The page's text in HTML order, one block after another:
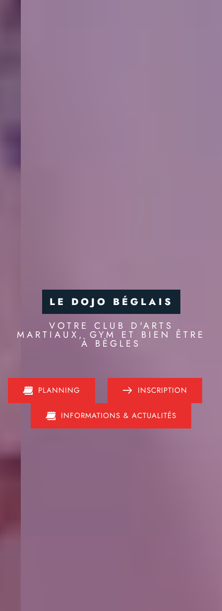
L E DO J O B É G LA I S
VOTRE CLUB D'ARTS
MARTIAUX, GYM ET BIEN ÊTRE
À BÈGLES
PLANNING INSCRIPTION
INFORMATIONS & ACTUALITÉS